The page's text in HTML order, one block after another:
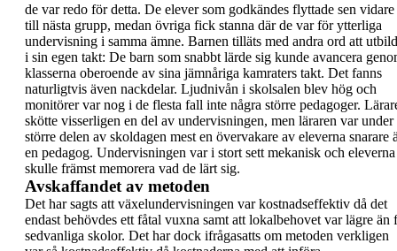
de varredo för detta. De elever som godkändes flyttade sen vidare
till nästa grupp, medan övriga fick stanna där de var för ytterliga
undervisning i samma ämne. Barnen tilläts med andra ord att
i sin egen takt: De barn som snabbt lärde sig kunde avancera
klasserna oberoende av sina jämnåriga kamraters takt. Det fanns
naturligtvis även nackdelar. Ljudnivån i skolsalen blev hög och
monitörer var nog i de flesta fall inte några större pedagoger.
skötte visserligen en del av undervisningen, men läraren var under
större delen av skoldagen mest en övervakare av eleverna snarare
en pedagog. Undervisningen var i stort sett mekanisk och eleverna
skulle främst memorera vad de lärt sig.
Avskaffandet av metoden
Det har sagts att växelundervisningen varkostnadseffektiv då det
endast behövdes ett fåtal vuxna samt att lokalbehovet var lägre än
sedvanliga skolor. Det har dock ifrågasatts om metoden verkligen